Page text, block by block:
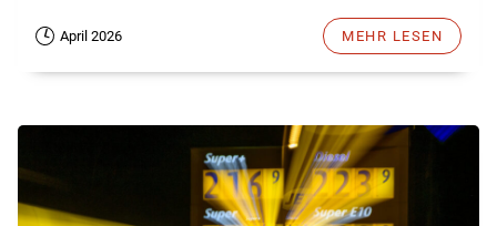
April 2026 MEHR LESEN